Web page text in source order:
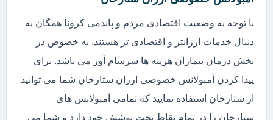
با توجه به وضعیت اقتصادی مردم و پاندمی کرونا همگان به
دنبال خدمات ارزانتر و اقتصادی تر هستند. به خصوص در
بخش درمان بیماران هزینه ها سرسام آور می باشد. برای
پیدا کردن آمبولانس خصوصی ارزان ستارخان شما می توانید
از ستارخان استفاده نمایید که تمامی آمبولانس های
ستارخان را در تمام نقاط تحت پوشش خود دارد و شما می